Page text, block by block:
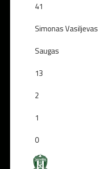
41
Simonas Vasiljevas
Saugas
13
2
1
0